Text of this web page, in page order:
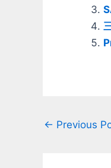
Post
← Previous